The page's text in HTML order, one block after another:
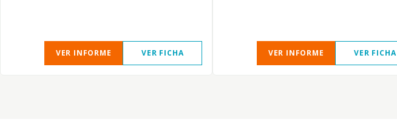
VER INFORME VER FICHA VER INFORME VER FICHA